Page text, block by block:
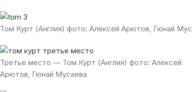
Том Курт (Англия) фото: Алексей Арютов, Гюнай
Третье место — Том Курт (Англия) фото: Алексей
Арютов, Гюнай Мусаева